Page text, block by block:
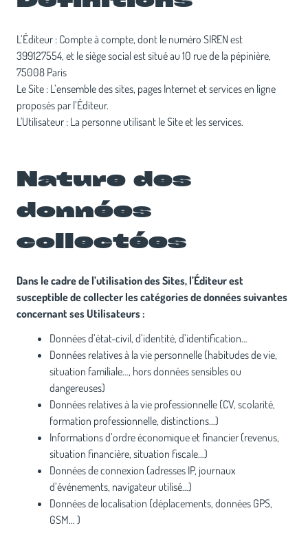
L’Éditeur : Compte à compte, dont le numéro SIREN est
399127554, et le siège social est situé au 10 rue de la pépinière,
75008 Paris
Le Site : L’ensemble des sites, pages Internet et services en ligne
proposés par l’Éditeur.
L'Utilisateur : La personne utilisant le Site et les services.
Nature des
données
collectées
Dans le cadre de l’utilisation des Sites, l’Éditeur est
susceptible de collecter les catégories de données suivantes
concernant ses Utilisateurs :
Données d’état-civil, d’identité, d’identification…
Données relatives à la vie personnelle (habitudes de vie,
situation familiale…, hors données sensibles ou
dangereuses)
Données relatives à la vie professionnelle (CV, scolarité,
formation professionnelle, distinctions…)
Informations d’ordre économique et financier (revenus,
situation financière, situation fiscale…)
Données de connexion (adresses IP, journaux
d’événements, navigateur utilisé…)
Données de localisation (déplacements, données GPS,
GSM… )